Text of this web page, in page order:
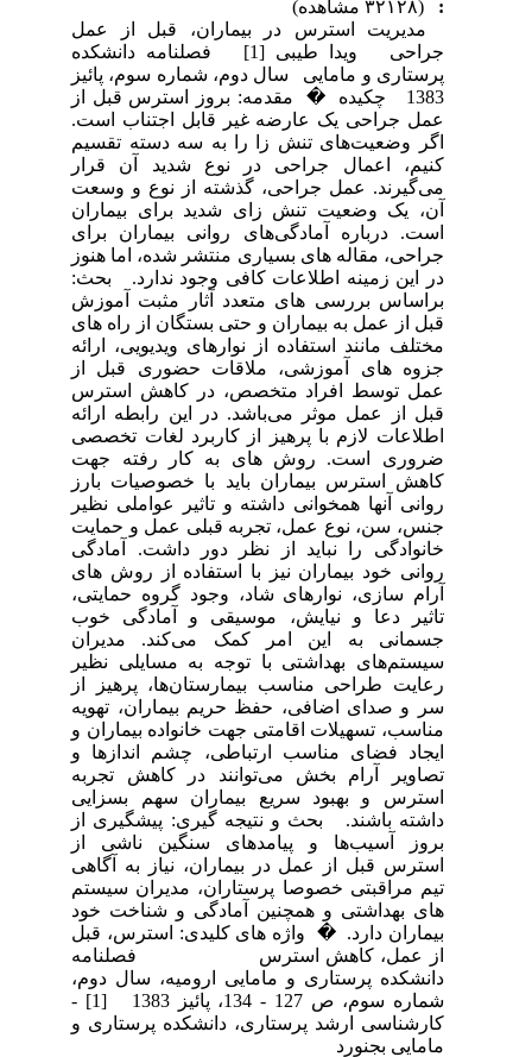
مدیریت استرس در بیماران، قبل از عمل
جراحی ویدا طیبی [1] فصلنامه دانشکده
پرستاری و مامایی سال دوم، شماره سوم، پائیز
1383 چکیده � مقدمه: بروز استرس قبل از
عمل جراحی یک عارضه غیر قابل اجتناب است.
اگر وضعیت‌های تنش زا را به سه دسته تقسیم
کنیم، اعمال جراحی در نوع شدید آن قرار
می‌گیرند. عمل جراحی، گذشته از نوع و وسعت
آن، یک وضعیت تنش زای شدید برای بیماران
است. درباره آمادگی‌های روانی بیماران برای
جراحی، مقاله های بسیاری منتشر شده، اما هنوز
در این زمینه اطلاعات کافی وجود ندارد. بحث‌:
براساس بررسی های متعدد آثار مثبت آموزش
قبل از عمل به بیماران و حتی بستگان از راه های
مختلف مانند استفاده از نوارهای ویدیویی، ارائه
جزوه های آموزشی، ملاقات حضوری قبل از
عمل توسط افراد متخصص، در کاهش استرس
قبل از عمل موثر می‌باشد. در این رابطه ارائه
اطلاعات لازم با پرهیز از کاربرد لغات تخصصی
ضروری است. روش های به کار رفته جهت
کاهش استرس بیماران باید با خصوصیات بارز
روانی آنها همخوانی داشته و تاثیر عواملی نظیر
جنس، سن، نوع عمل، تجربه قبلی عمل و حمایت
خانوادگی را نباید از نظر دور داشت. آمادگی
روانی خود بیماران نیز با استفاده از روش های
آرام سازی، نوارهای شاد، وجود گروه حمایتی،
تاثیر دعا و نیایش، موسیقی و آمادگی خوب
جسمانی به این امر کمک می‌کند. مدیران
سیستم‌های بهداشتی با توجه به مسایلی نظیر
رعایت طراحی مناسب بیمارستان‌ها، پرهیز از
سر و صدای اضافی، حفظ حریم بیماران، تهویه
مناسب، تسهیلات اقامتی جهت خانواده بیماران و
ایجاد فضای مناسب ارتباطی، چشم اندازها و
تصاویر آرام بخش می‌توانند در کاهش تجربه
استرس و بهبود سریع بیماران سهم بسزایی
داشته باشند. بحث و نتیجه گیری: پیشگیری از
بروز آسیب‌ها و پیامدهای سنگین ناشی از
استرس قبل از عمل در بیماران، نیاز به آگاهی
تیم مراقبتی خصوصا پرستاران، مدیران سیستم
های بهداشتی و همچنین آمادگی و شناخت خود
بیماران دارد. � واژه های کلیدی: استرس، قبل
از عمل، کاهش استرس فصلنامه
دانشکده پرستاری و مامایی ارومیه، سال دوم،
شماره سوم، ص 127 - 134، پائیز 1383 [1] -
کارشناسی ارشد پرستاری، دانشکده پرستاری و
مامایی بجنورد